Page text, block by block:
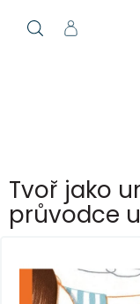
Tvoř jako
průvodce